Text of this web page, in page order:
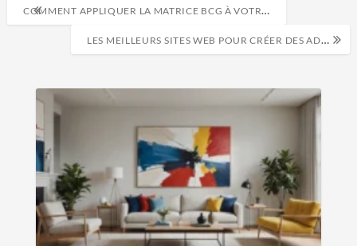
COMMENT APPLIQUER LA MATRICE BCG À VOTRE ENTREPRISE
LES MEILLEURS SITES WEB POUR CRÉER DES ADRESSES E-MAIL JETABLES